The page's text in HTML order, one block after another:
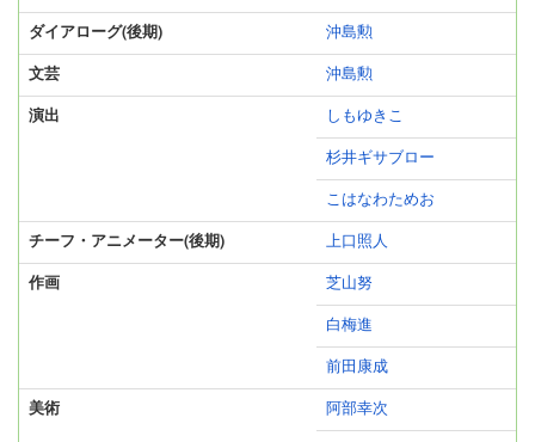
ダイアローグ(後期) 沖島勲
文芸 沖島勲
演出 しもゆきこ
杉井ギサブロー
こはなわためお
チーフ・アニメーター(後期) 上口照人
作画 芝山努
白梅進
前田康成
美術 阿部幸次